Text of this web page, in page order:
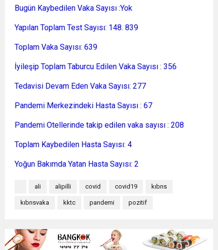
Bugün Kaybedilen Vaka Sayısı :Yok
Yapılan Toplam Test Sayısı: 148. 839
Toplam Vaka Sayısı: 639
İyileşip Toplam Taburcu Edilen Vaka Sayısı : 356
Tedavisi Devam Eden Vaka Sayısı: 277
Pandemi Merkezindeki Hasta Sayısı : 67
Pandemi Otellerinde takip edilen vaka sayısı : 208
Toplam Kaybedilen Hasta Sayısı: 4
Yoğun Bakımda Yatan Hasta Sayısı: 2
ali alipilli covid covid19 kıbrıs
kıbrısvaka kktc pandemi pozitif